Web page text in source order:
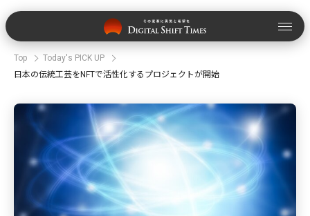
Top
Today's PICK UP
日本の伝統工芸をNFTで活性化するプロジェクトが開始